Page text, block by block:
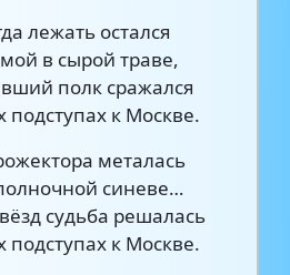
лежать остался
в сырой траве,
полк сражался
к Москве.
металась
синеве…
судьба решалась
к Москве.